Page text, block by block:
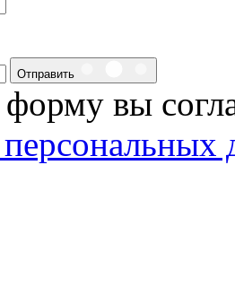
Отправить
форму вы